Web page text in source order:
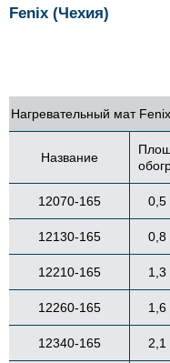
Fenix (Чехия)
Нагревательный мат
Название
12070-165 0,5
12130-165 0,8
12210-165 1,3
12260-165 1,6
12340-165 2,1